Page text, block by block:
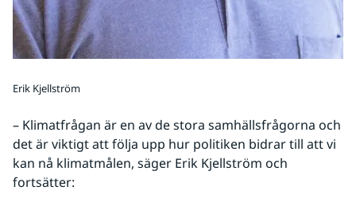
Erik Kjellström
– Klimatfrågan är en av de stora samhällsfrågorna och
det är viktigt att följa upp hur politiken bidrar till att vi
kan nå klimatmålen, säger Erik Kjellström och
fortsätter: